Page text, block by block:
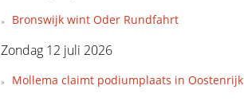
Bronswijk wint Oder Rundfahrt
Zondag 12 juli 2026
Mollema claimt podiumplaats in Oostenrijk